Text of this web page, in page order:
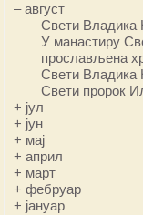
–август
Свети Владика
У манастиру
прослављена
Свети Владика
Свети пророк
+ јул
+ јун
+ мај
+април
+ март
+фебруар
+ јануар